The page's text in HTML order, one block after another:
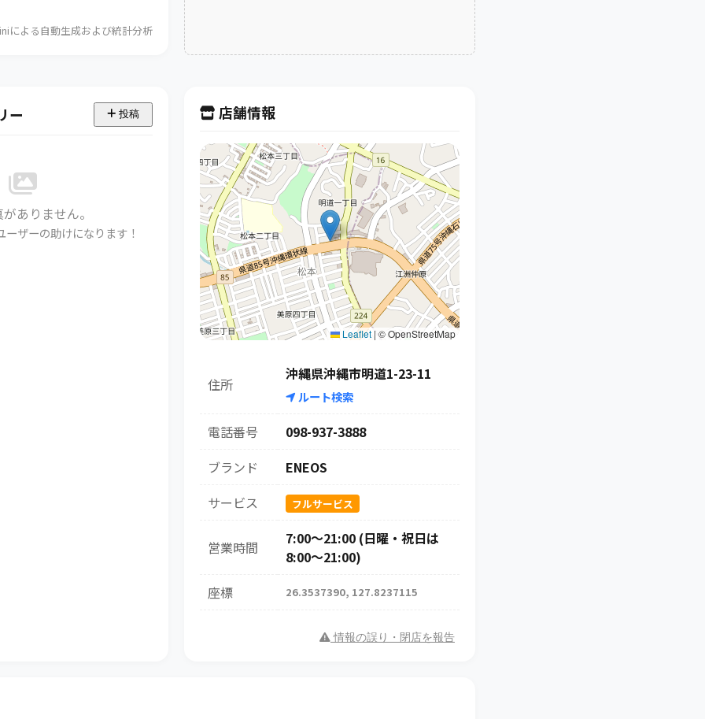
による自動生成および統計分析
ー 投稿
ありません。
ーザーの助けになります！
店舗情報
Leaflet | © OpenStreetMap
住所
沖縄県沖縄市明道1-23-11
ルート検索
電話番号
098-937-3888
ブランド
ENEOS
サービス
フルサービス
営業時間
7:00～21:00 (日曜・祝日は
8:00～21:00)
座標
26.3537390, 127.8237115
情報の誤り・閉店を報告